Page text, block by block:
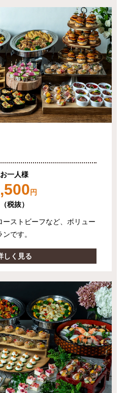
お一人様
円
（税抜）
ーストビーフなど、ボリュー
です。
しく見る